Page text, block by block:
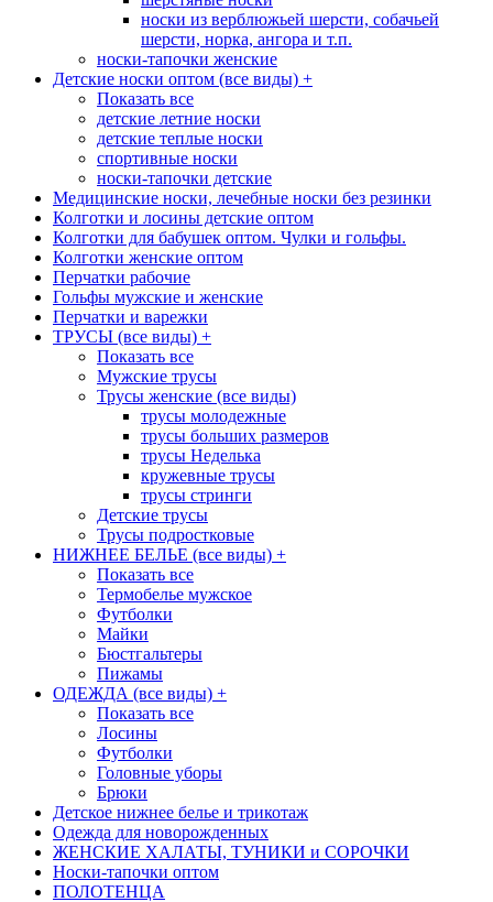
носки из верблюжьей шерсти, собачьей
шерсти, норка, ангора и т.п.
носки-тапочки женские
Детские носки оптом (все виды) +
Показать все
детские летние носки
детские теплые носки
спортивные носки
носки-тапочки детские
Медицинские носки, лечебные носки без резинки
Колготки и лосины детские оптом
Колготки для бабушек оптом. Чулки и гольфы.
Колготки женские оптом
Перчатки рабочие
Гольфы мужские и женские
Перчатки и варежки
ТРУСЫ (все виды) +
Показать все
Мужские трусы
Трусы женские (все виды)
трусы молодежные
трусы больших размеров
трусы Неделька
кружевные трусы
трусы стринги
Детские трусы
Трусы подростковые
НИЖНЕЕ БЕЛЬЕ (все виды) +
Показать все
Термобелье мужское
Футболки
Майки
Бюстгальтеры
Пижамы
ОДЕЖДА (все виды) +
Показать все
Лосины
Футболки
Головные уборы
Брюки
Детское нижнее белье и трикотаж
Одежда для новорожденных
ЖЕНСКИЕ ХАЛАТЫ, ТУНИКИ и СОРОЧКИ
Носки-тапочки оптом
ПОЛОТЕНЦА